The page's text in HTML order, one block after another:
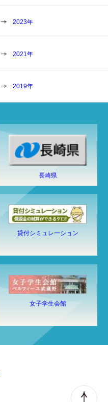
2023年
2021年
2019年
長崎県
貸付シミュレーション
女子学生会館